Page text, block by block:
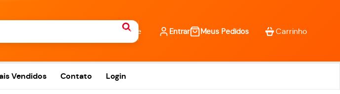
Entrar Meus Pedidos
Vendidos Contato Login